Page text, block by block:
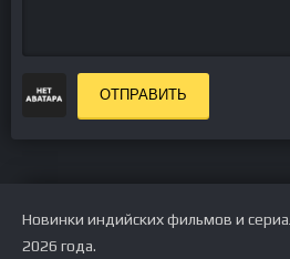
ОТПРАВИТЬ
Новинки индийских фильмов и
2026 года.